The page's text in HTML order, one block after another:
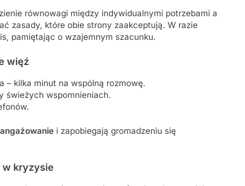
równowagi między indywidualnymi potrzebami a
zasady, które obie strony zaakceptują. W razie
pamiętając o wzajemnym szacunku.
więź
– kilka minut na wspólną rozmowę.
świeżych wspomnieniach.
i zapobiegają gromadzeniu się
w kryzysie